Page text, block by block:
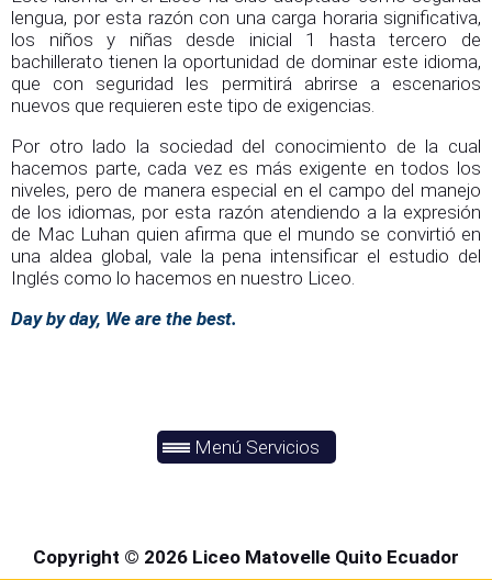
lengua, por esta razón con una carga horaria significativa,
los niños y niñas desde inicial 1 hasta tercero de
bachillerato tienen la oportunidad de dominar este idioma,
que con seguridad les permitirá abrirse a escenarios
nuevos que requieren este tipo de exigencias.
Por otro lado la sociedad del conocimiento de la cual
hacemos parte, cada vez es más exigente en todos los
niveles, pero de manera especial en el campo del manejo
de los idiomas, por esta razón atendiendo a la expresión
de Mac Luhan quien afirma que el mundo se convirtió en
una aldea global, vale la pena intensificar el estudio del
Inglés como lo hacemos en nuestro Liceo.
Day by day, We are the best.
Menú Servicios
Copyright © 2026 Liceo Matovelle Quito Ecuador